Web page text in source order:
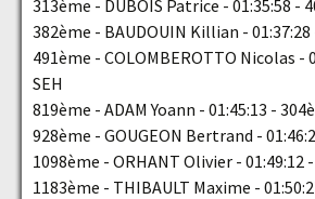
313ème - DUBOIS Patrice - 01:35:58 -
382ème - BAUDOUIN Killian - 01:37:28
491ème - COLOMBEROTTO Nicolas -
SEH
819ème - ADAM Yoann - 01:45:13 -
928ème - GOUGEON Bertrand -
1098ème - ORHANT Olivier - 01:49:12
1183ème - THIBAULT Maxime -